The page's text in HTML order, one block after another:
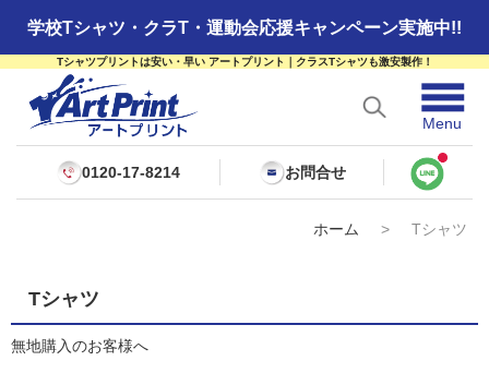
学校Tシャツ・クラT・運動会応援キャンペーン実施中!!
Tシャツプリントは安い・早い アートプリント｜クラスTシャツも激安製作！
☰
Menu
0120-17-8214 お問合せ
ホーム > Tシャツ
Tシャツ
無地購入のお客様へ